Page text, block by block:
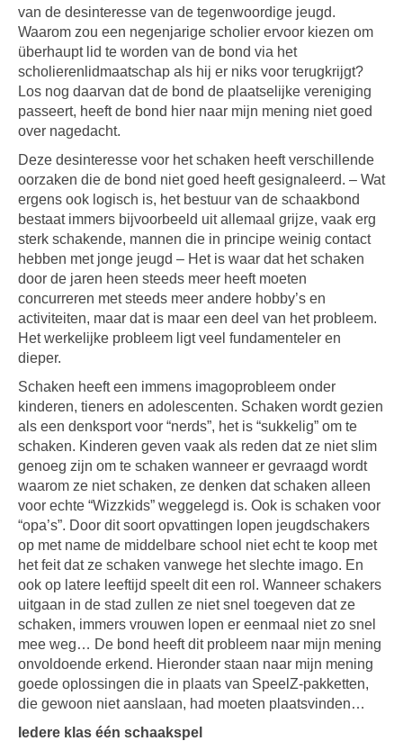
van de desinteresse van de tegenwoordige jeugd.
Waarom zou een negenjarige scholier ervoor kiezen om
überhaupt lid te worden van de bond via het
scholierenlidmaatschap als hij er niks voor terugkrijgt?
Los nog daarvan dat de bond de plaatselijke vereniging
passeert, heeft de bond hier naar mijn mening niet goed
over nagedacht.
Deze desinteresse voor het schaken heeft verschillende
oorzaken die de bond niet goed heeft gesignaleerd. – Wat
ergens ook logisch is, het bestuur van de schaakbond
bestaat immers bijvoorbeeld uit allemaal grijze, vaak erg
sterk schakende, mannen die in principe weinig contact
hebben met jonge jeugd – Het is waar dat het schaken
door de jaren heen steeds meer heeft moeten
concurreren met steeds meer andere hobby’s en
activiteiten, maar dat is maar een deel van het probleem.
Het werkelijke probleem ligt veel fundamenteler en
dieper.
Schaken heeft een immens imagoprobleem onder
kinderen, tieners en adolescenten. Schaken wordt gezien
als een denksport voor “nerds”, het is “sukkelig” om te
schaken. Kinderen geven vaak als reden dat ze niet slim
genoeg zijn om te schaken wanneer er gevraagd wordt
waarom ze niet schaken, ze denken dat schaken alleen
voor echte “Wizzkids” weggelegd is. Ook is schaken voor
“opa’s”. Door dit soort opvattingen lopen jeugdschakers
op met name de middelbare school niet echt te koop met
het feit dat ze schaken vanwege het slechte imago. En
ook op latere leeftijd speelt dit een rol. Wanneer schakers
uitgaan in de stad zullen ze niet snel toegeven dat ze
schaken, immers vrouwen lopen er eenmaal niet zo snel
mee weg… De bond heeft dit probleem naar mijn mening
onvoldoende erkend. Hieronder staan naar mijn mening
goede oplossingen die in plaats van SpeelZ-pakketten,
die gewoon niet aanslaan, had moeten plaatsvinden…
Iedere klas één schaakspel